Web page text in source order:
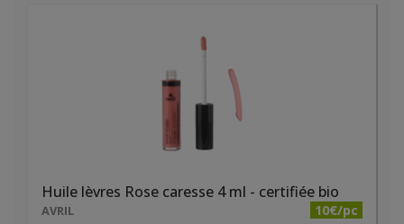
Huile lèvres Rose caresse 4 ml - certifiée bio
AVRIL 10€/pc